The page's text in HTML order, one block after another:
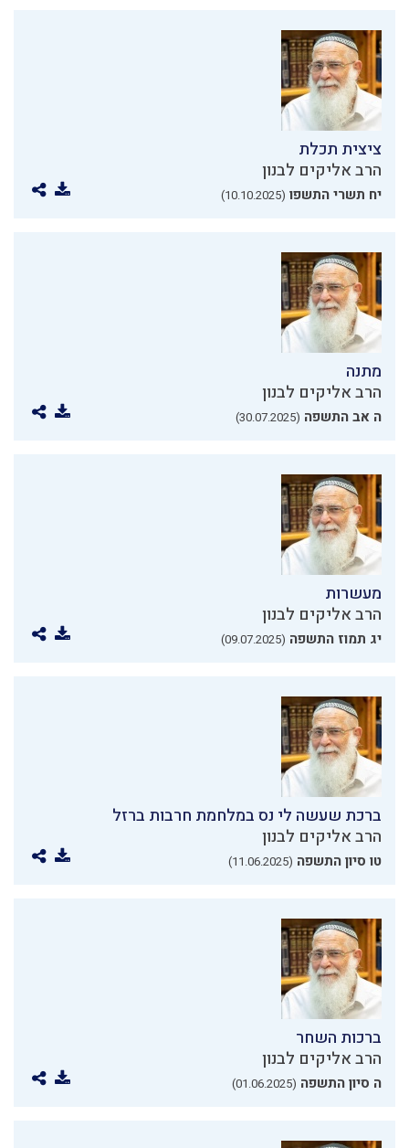
ציצית תכלת
הרב אליקים לבנון
יח תשרי התשפו (10.10.2025)
מתנה
הרב אליקים לבנון
ה אב התשפה (30.07.2025)
מעשרות
הרב אליקים לבנון
יג תמוז התשפה (09.07.2025)
ברכת שעשה לי נס במלחמת חרבות ברזל
הרב אליקים לבנון
טו סיון התשפה (11.06.2025)
ברכות השחר
הרב אליקים לבנון
ה סיון התשפה (01.06.2025)